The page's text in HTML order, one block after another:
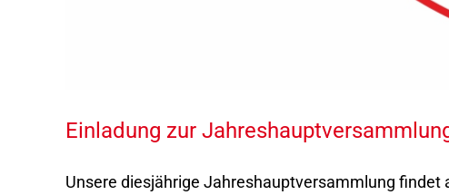
Einladung zur
Unsere diesjährige Jahreshauptversammlung findet